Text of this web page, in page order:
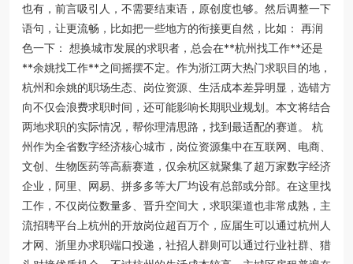
也有，前言吸引人，不需要结束语，原创度也够。然后调整一下
语句，让更流畅，比如把一些地方的衔接更自然，比如： 再润
色一下： 想换城市发展的求职者，总会在**杭州找工作**还是
**余姚找工作**之间摇摆不定。作为浙江两大热门求职目的地，
杭州和余姚的职场生态、岗位资源、生活成本差异明显，选错方
向不仅会浪费求职时间，还可能影响长期职业规划。本文将结合
两地求职的实际情况，帮你理清思路，找到最适配的赛道。 杭
州作为全省数字经济核心城市，岗位资源集中在互联网、电商、
文创、生物医药等高薪赛道，仅余杭区就聚集了超万家数字经济
企业，阿里、网易、拼多多等大厂均设有总部或分部。在这里找
工作，不仅岗位数量多、晋升空间大，求职渠道也非常成熟，主
流招聘平台上杭州的开放岗位超百万个，应届生可以通过杭州人
才网、浙里办求职端口投递，社招人群则可以通过行业社群、猎